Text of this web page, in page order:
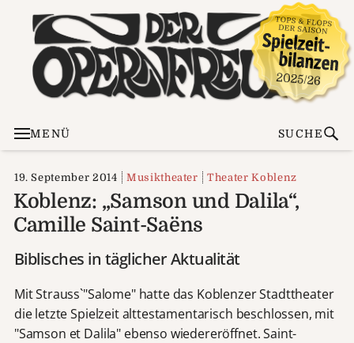
MENÜ SUCHE
19. September 2014 Musiktheater Theater Koblenz
Koblenz: „Samson und Dalila“,
Camille Saint-Saëns
Biblisches in täglicher Aktualität
Mit Strauss`"Salome" hatte das Koblenzer Stadttheater
die letzte Spielzeit alttestamentarisch beschlossen, mit
"Samson et Dalila" ebenso wiedereröffnet. Saint-